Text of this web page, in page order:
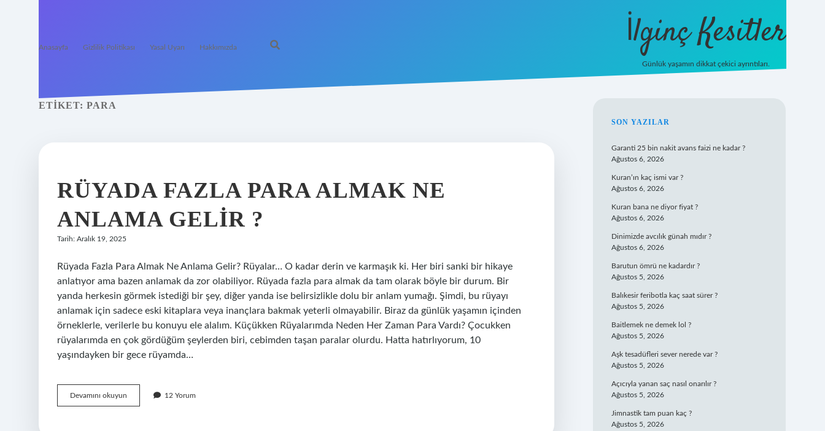
Anasayfa Gizlilik Politikası Yasal Uyarı Hakkımızda İlginç Kesitler
Günlük yaşamın dikkat çekici ayrıntıları.
ETIKET: PARA
RÜYADA FAZLA PARA ALMAK NE
ANLAMA GELIR ?
Tarih: Aralık 19, 2025
Rüyada Fazla Para Almak Ne Anlama Gelir? Rüyalar… O kadar derin ve karmaşık ki. Her biri sanki bir hikaye
anlatıyor ama bazen anlamak da zor olabiliyor. Rüyada fazla para almak da tam olarak böyle bir durum. Bir
yanda herkesin görmek istediği bir şey, diğer yanda ise belirsizlikle dolu bir anlam yumağı. Şimdi, bu rüyayı
anlamak için sadece eski kitaplara veya inançlara bakmak yeterli olmayabilir. Biraz da günlük yaşamın içinden
örneklerle, verilerle bu konuyu ele alalım. Küçükken Rüyalarımda Neden Her Zaman Para Vardı? Çocukken
rüyalarımda en çok gördüğüm şeylerden biri, cebimden taşan paralar olurdu. Hatta hatırlıyorum, 10
yaşındayken bir gece rüyamda…
Devamını okuyun
fazla
12 Yorum
SIDEBAR
SON YAZILAR
Garanti 25 bin nakit avans faizi ne kadar ?
Ağustos 6, 2026
Kuran’ın kaç ismi var ?
Ağustos 6, 2026
Kuran bana ne diyor fiyat ?
Ağustos 6, 2026
Dinimizde avcılık günah mıdır ?
Ağustos 6, 2026
Barutun ömrü ne kadardır ?
Ağustos 5, 2026
Balıkesir feribotla kaç saat sürer ?
Ağustos 5, 2026
Baitlemek ne demek lol ?
Ağustos 5, 2026
Aşk tesadüfleri sever nerede var ?
Ağustos 5, 2026
Açıcıyla yanan saç nasıl onarılır ?
Ağustos 5, 2026
Jimnastik tam puan kaç ?
Ağustos 5, 2026